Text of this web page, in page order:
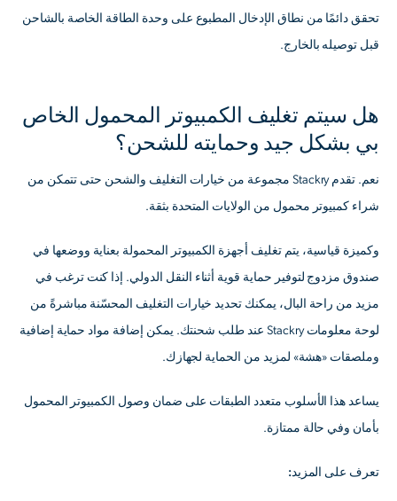
تحقق دائمًا من نطاق الإدخال المطبوع على وحدة الطاقة الخاصة بالشاحن
قبل توصيله بالخارج.
هل سيتم تغليف الكمبيوتر المحمول الخاص
بي بشكل جيد وحمايته للشحن؟
نعم. تقدم Stackry مجموعة من خيارات التغليف والشحن حتى تتمكن من
شراء كمبيوتر محمول من الولايات المتحدة بثقة.
وكميزة قياسية، يتم تغليف أجهزة الكمبيوتر المحمولة بعناية ووضعها في
صندوق مزدوج لتوفير حماية قوية أثناء النقل الدولي. إذا كنت ترغب في
مزيد من راحة البال، يمكنك تحديد خيارات التغليف المحسّنة مباشرةً من
لوحة معلومات Stackry عند طلب شحنتك. يمكن إضافة مواد حماية إضافية
وملصقات «هشة» لمزيد من الحماية لجهازك.
يساعد هذا الأسلوب متعدد الطبقات على ضمان وصول الكمبيوتر المحمول
بأمان وفي حالة ممتازة.
تعرف على المزيد: